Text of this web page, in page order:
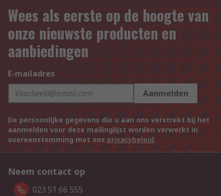
Wees als eerste op de hoogte van
onze nieuwste producten en
aanbiedingen
E-mailadres
Aanmelden
De persoonlijke gegevens die u aan ons verstrekt bij het
aanmelden voor deze mailinglijst worden verwerkt in
overeenstemming met ons privacybeleid.
Neem contact op
023 51 66 555